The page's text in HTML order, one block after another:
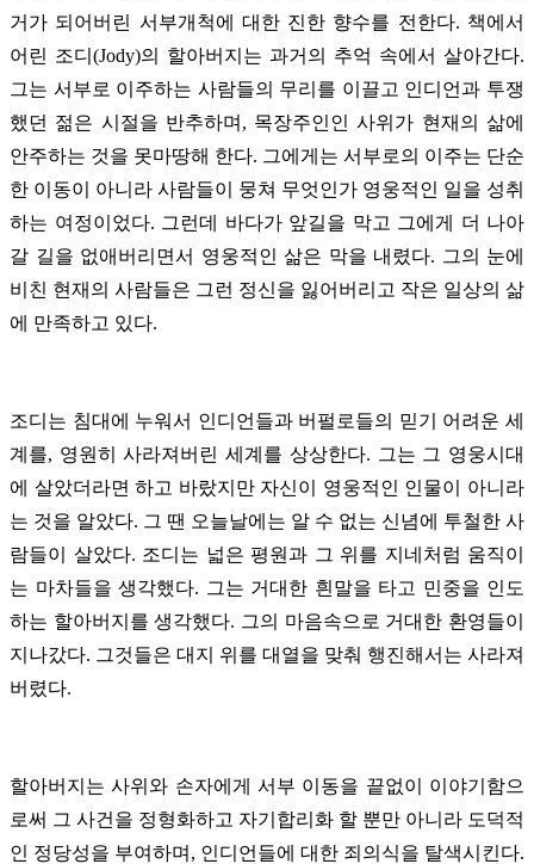
거가 되어버린 서부개척에 대한 진한 향수를 전한다. 책에서
어린 조디(Jody)의 할아버지는 과거의 추억 속에서 살아간다.
그는 서부로 이주하는 사람들의 무리를 이끌고 인디언과 투쟁
했던 젊은 시절을 반추하며, 목장주인인 사위가 현재의 삶에
안주하는 것을 못마땅해 한다. 그에게는 서부로의 이주는 단순
한 이동이 아니라 사람들이 뭉쳐 무엇인가 영웅적인 일을 성취
하는 여정이었다. 그런데 바다가 앞길을 막고 그에게 더 나아
갈 길을 없애버리면서 영웅적인 삶은 막을 내렸다. 그의 눈에
비친 현재의 사람들은 그런 정신을 잃어버리고 작은 일상의 삶
에 만족하고 있다.
조디는 침대에 누워서 인디언들과 버펄로들의 믿기 어려운 세
계를, 영원히 사라져버린 세계를 상상한다. 그는 그 영웅시대
에 살았더라면 하고 바랐지만 자신이 영웅적인 인물이 아니라
는 것을 알았다. 그 땐 오늘날에는 알 수 없는 신념에 투철한 사
람들이 살았다. 조디는 넓은 평원과 그 위를 지네처럼 움직이
는 마차들을 생각했다. 그는 거대한 흰말을 타고 민중을 인도
하는 할아버지를 생각했다. 그의 마음속으로 거대한 환영들이
지나갔다. 그것들은 대지 위를 대열을 맞춰 행진해서는 사라져
버렸다.
할아버지는 사위와 손자에게 서부 이동을 끝없이 이야기함으
로써 그 사건을 정형화하고 자기합리화 할 뿐만 아니라 도덕적
인 정당성을 부여하며, 인디언들에 대한 죄의식을 탈색시킨다.